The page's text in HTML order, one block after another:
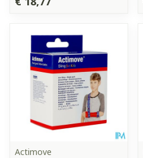
Actimove